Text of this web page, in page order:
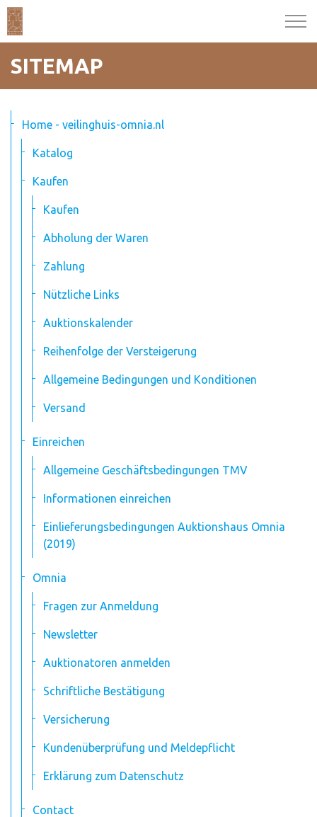
SITEMAP
Home - veilinghuis-omnia.nl
Katalog
Kaufen
Kaufen
Abholung der Waren
Zahlung
Nützliche Links
Auktionskalender
Reihenfolge der Versteigerung
Allgemeine Bedingungen und Konditionen
Versand
Einreichen
Allgemeine Geschäftsbedingungen TMV
Informationen einreichen
Einlieferungsbedingungen Auktionshaus Omnia
(2019)
Omnia
Fragen zur Anmeldung
Newsletter
Auktionatoren anmelden
Schriftliche Bestätigung
Versicherung
Kundenüberprüfung und Meldepflicht
Erklärung zum Datenschutz
Contact